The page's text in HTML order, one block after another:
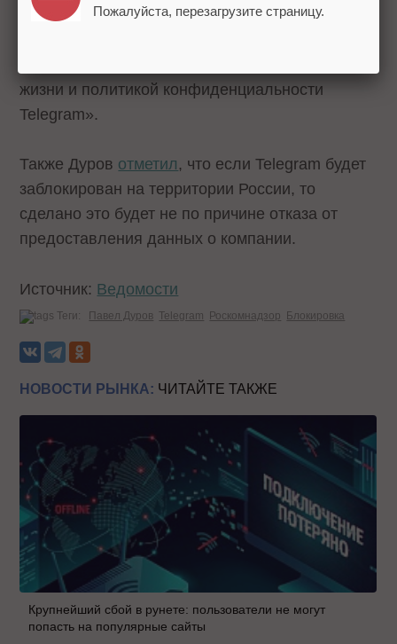
«антиконституционный нереализумый
жизни и политикой конфиденциальности
Telegram».
Также Дуров отметил , что если Telegram будет
заблокирован на территории России, то
сделано это будет не по причине отказа от
предоставления данных о компании.
Источник: Ведомости
Теги: Павел Дуров Telegram Роскомнадзор Блокировка
НОВОСТИ РЫНКА: ЧИТАЙТЕ ТАКЖЕ
Крупнейший сбой в рунете: пользователи не могут
попасть на популярные сайты
Пожалуйста, перезагрузите страницу.